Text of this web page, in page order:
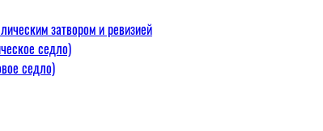
затвором и ревизией
седло)
седло)